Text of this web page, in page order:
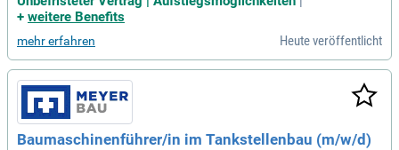
*in (m/w/d) zur Unterstützung unseres Teams. Ihr Aufgaben
inen, darunter Radlader und Kettenbagger, sowie deren Wart
ung und Pflege. Wir legen Wert auf technisches Verständnis
und eine sorgfältige, selbstständige Arbeitsweise. Idealerwe
ise bringen Sie mehrjährige Erfahrung mit, Quereinsteiger si
nd jedoch herzlich willkommen. Bewerben Sie sich jetzt und
werden Sie Teil eines erfolgreichen Bauprojekts!
+ weitere Benefits
mehr erfahren Heute veröffentlicht
Baumaschinenführer/in im Tankstellenbau (m/w/d)